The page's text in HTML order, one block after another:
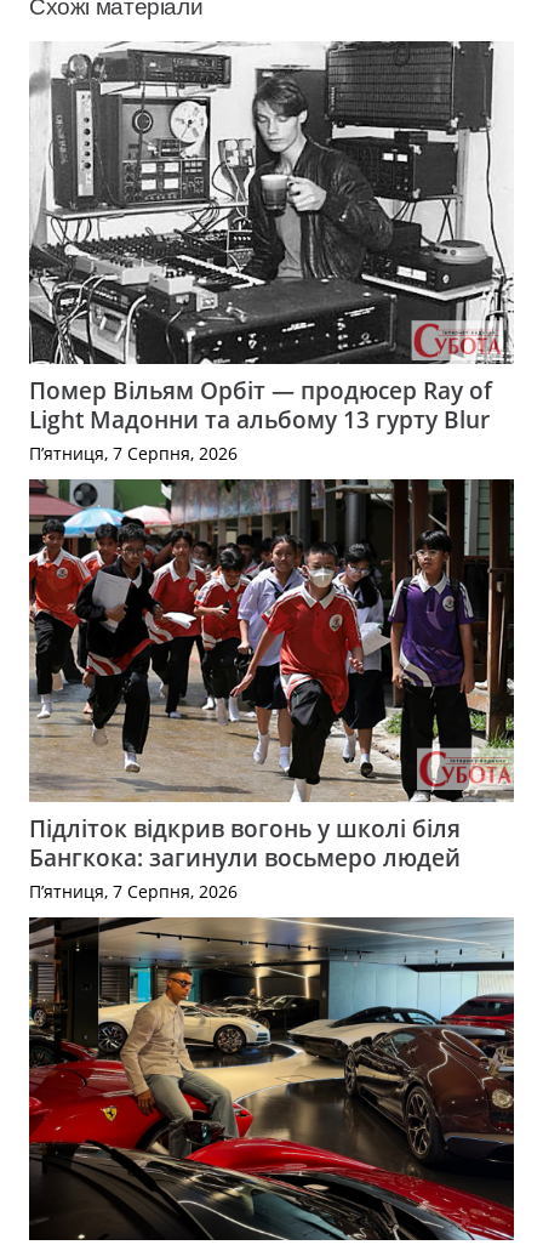
Схожі матеріали
Помер Вільям Орбіт — продюсер Ray of
Light Мадонни та альбому 13 гурту Blur
П’ятниця, 7 Серпня, 2026
Підліток відкрив вогонь у школі біля
Бангкока: загинули восьмеро людей
П’ятниця, 7 Серпня, 2026